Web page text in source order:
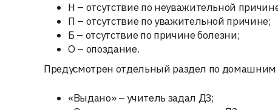
Н – отсутствие по неуважительной
П – отсутствие по уважительной причине;
Б – отсутствие по причине болезни;
О – опоздание.
Предусмотрен отдельный раздел по
«Выдано» – учитель задал ДЗ;